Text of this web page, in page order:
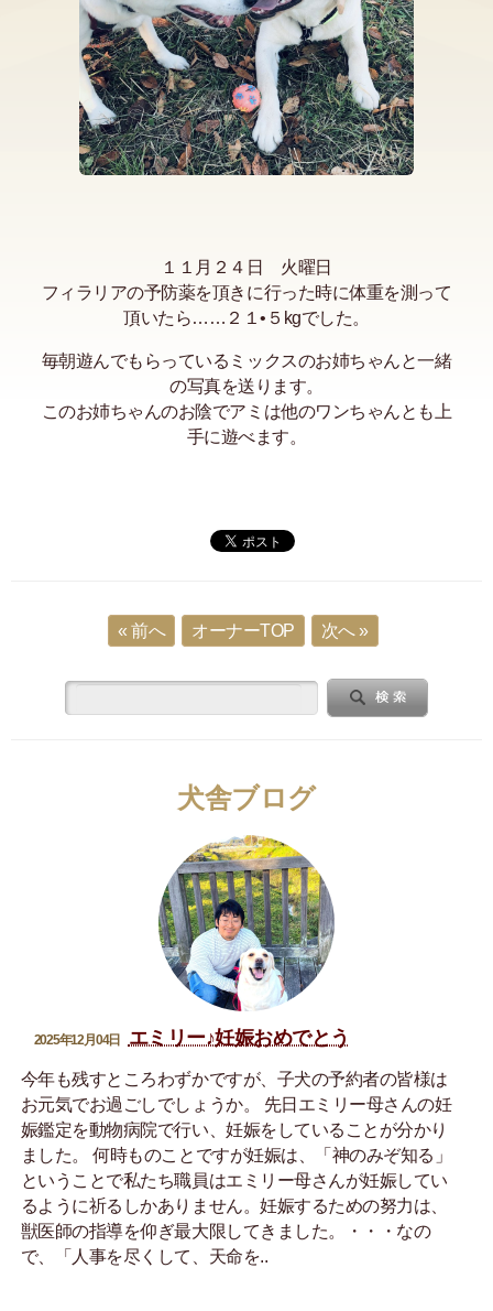
１１月２４日 火曜日
フィラリアの予防薬を頂きに行った時に体重を測って
頂いたら……２１•５kgでした。
毎朝遊んでもらっているミックスのお姉ちゃんと一緒
の写真を送ります。
このお姉ちゃんのお陰でアミは他のワンちゃんとも上
手に遊べます。
« 前へ オーナーTOP 次へ »
犬舎ブログ
2025年12月04日 エミリー♪妊娠おめでとう
今年も残すところわずかですが、子犬の予約者の皆様は
お元気でお過ごしでしょうか。 先日エミリー母さんの妊
娠鑑定を動物病院で行い、妊娠をしていることが分かり
ました。 何時ものことですが妊娠は、「神のみぞ知る」
ということで私たち職員はエミリー母さんが妊娠してい
るように祈るしかありません。妊娠するための努力は、
獣医師の指導を仰ぎ最大限してきました。・・・なの
で、「人事を尽くして、天命を..